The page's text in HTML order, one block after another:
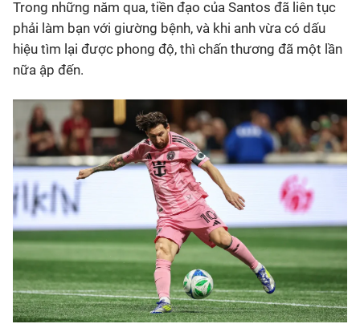
Trong những năm qua, tiền đạo của Santos đã liên tục
phải làm bạn với giường bệnh, và khi anh vừa có dấu
hiệu tìm lại được phong độ, thì chấn thương đã một lần
nữa ập đến.